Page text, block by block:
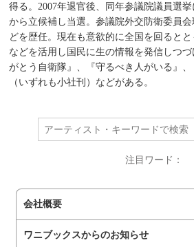
得る。2007年退官後、同年参議院議員選
から立候補し当選。参議院外交防衛委員
どを歴任。現在も意欲的に全国を回ると
などを活用し国民に生の情報を発信しつ
がとう自衛隊』、『守るべき人がいる』
（いずれも小社刊）などがある。
注目ワード：
会社概要
ワニブックスからのお知らせ